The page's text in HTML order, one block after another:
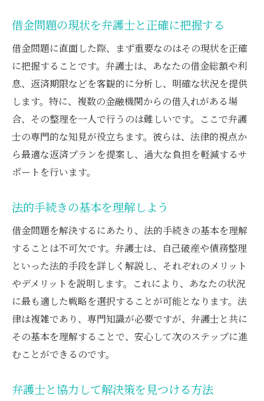
遺産分割の進め方を弁護士と検討する
弁護士と共に相続債務の負担を軽減する
相続放棄の手続きを弁護士と進める
遺産相続におけるトラブル防止策
連帯保証の悩みを弁護士と共にクリアにしよう
連帯保証の仕組みを弁護士が解説
トラブルを未然に防ぐ弁護士のアドバイス
弁護士と共に連帯保証からの解放を目指す
弁護士と取り組む連帯保証の見直し
トラブルが起きた時の弁護士の実践的対策
弁護士が導く自己破産の効果的なアプローチ
自己破産のメリットとデメリットを知る
弁護士と自己破産手続きを進める流れ
自己破産後の生活設計を弁護士と共に考え
る
弁護士が解説する自己破産の必要書類
解消
借金問題の現状を弁護士と正確に把握する
借金問題に直面した際、まず重要なのはその現状を正確
に把握することです。弁護士は、あなたの借金総額や利
息、返済期限などを客観的に分析し、明確な状況を提供
します。特に、複数の金融機関からの借入れがある場
合、その整理を一人で行うのは難しいです。ここで弁護
士の専門的な知見が役立ちます。彼らは、法律的視点か
ら最適な返済プランを提案し、過大な負担を軽減するサ
ポートを行います。
法的手続きの基本を理解しよう
借金問題を解決するにあたり、法的手続きの基本を理解
することは不可欠です。弁護士は、自己破産や債務整理
といった法的手段を詳しく解説し、それぞれのメリット
やデメリットを説明します。これにより、あなたの状況
に最も適した戦略を選択することが可能となります。法
律は複雑であり、専門知識が必要ですが、弁護士と共に
その基本を理解することで、安心して次のステップに進
むことができるのです。
弁護士と協力して解決策を見つける方法